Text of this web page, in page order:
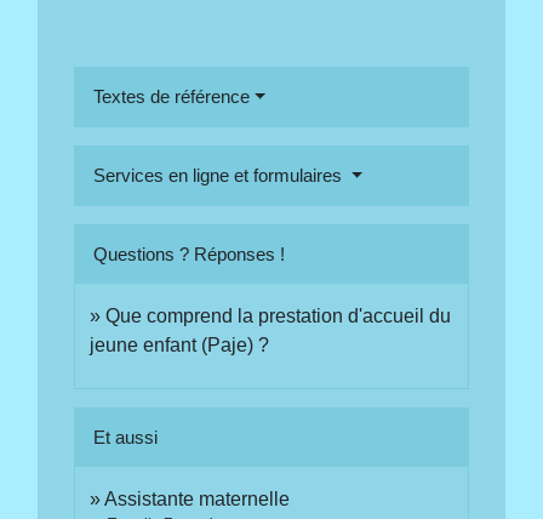
Textes de référence
Services en ligne et formulaires
Questions ? Réponses !
Que comprend la prestation d'accueil du
jeune enfant (Paje) ?
Et aussi
Assistante maternelle